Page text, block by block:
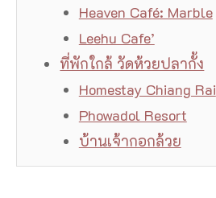
Heaven Café: Marble
Leehu Cafe’
ที่พักใกล้ วัดห้วยปลากั้ง
Homestay Chiang Rai
Phowadol Resort
บ้านเจ้ากอกล้วย